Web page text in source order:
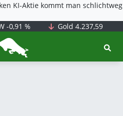
KI-Aktie kommt man schlichtweg
-0,91 % Gold 4.237,59